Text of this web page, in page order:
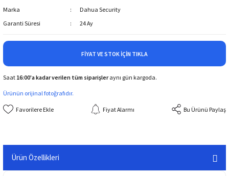
Marka
Dahua Security
Garanti Süresi
24 Ay
FIYAT VE STOK İÇIN TIKLA
Saat 16:00'a kadar verilen tüm siparişleraynı gün kargoda.
Ürünün orijinal fotoğrafıdır.
Fiyat Alarmı Bu Ürünü Paylaş
Ürün Özellikleri